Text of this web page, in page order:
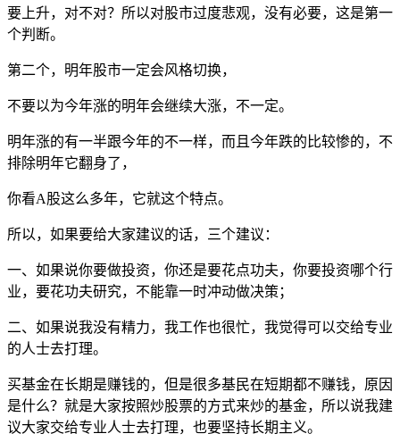
要上升，对不对？所以对股市过度悲观，没有必要，这是第一
个判断。
第二个，明年股市一定会风格切换，
不要以为今年涨的明年会继续大涨，不一定。
明年涨的有一半跟今年的不一样，而且今年跌的比较惨的，不
排除明年它翻身了，
你看A股这么多年，它就这个特点。
所以，如果要给大家建议的话，三个建议：
一、如果说你要做投资，你还是要花点功夫，你要投资哪个行
业，要花功夫研究，不能靠一时冲动做决策；
二、如果说我没有精力，我工作也很忙，我觉得可以交给专业
的人士去打理。
买基金在长期是赚钱的，但是很多基民在短期都不赚钱，原因
是什么？就是大家按照炒股票的方式来炒的基金，所以说我建
议大家交给专业人士去打理，也要坚持长期主义。